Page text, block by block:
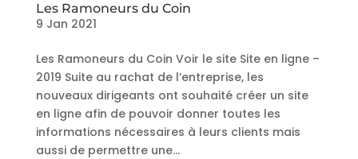
Les Ramoneurs du Coin
9 Jan 2021
Les Ramoneurs du Coin Voir le site Site en ligne –
2019 Suite au rachat de l’entreprise, les
nouveaux dirigeants ont souhaité créer un site
en ligne afin de pouvoir donner toutes les
informations nécessaires à leurs clients mais
aussi de permettre une...